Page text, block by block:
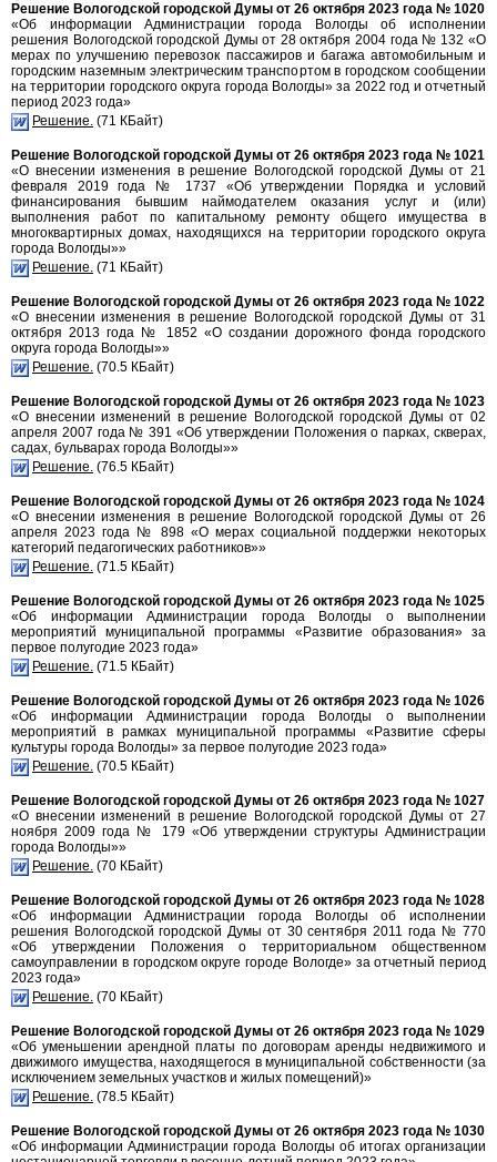
Решение Вологодской городской Думы от 26 октября 2023 года № 1020
«Об информации Администрации города Вологды об исполнении
решения Вологодской городской Думы от 28 октября 2004 года № 132 «О
мерах по улучшению перевозок пассажиров и багажа автомобильным и
городским наземным электрическим транспортом в городском сообщении
на территории городского округа города Вологды» за 2022 год и отчетный
период 2023 года»
Решение. (71 КБайт)
Решение Вологодской городской Думы от 26 октября 2023 года № 1021
«О внесении изменения в решение Вологодской городской Думы от 21
февраля 2019 года № 1737 «Об утверждении Порядка и условий
финансирования бывшим наймодателем оказания услуг и (или)
выполнения работ по капитальному ремонту общего имущества в
многоквартирных домах, находящихся на территории городского округа
города Вологды»»
Решение. (71 КБайт)
Решение Вологодской городской Думы от 26 октября 2023 года № 1022
«О внесении изменения в решение Вологодской городской Думы от 31
октября 2013 года № 1852 «О создании дорожного фонда городского
округа города Вологды»»
Решение. (70.5 КБайт)
Решение Вологодской городской Думы от 26 октября 2023 года № 1023
«О внесении изменений в решение Вологодской городской Думы от 02
апреля 2007 года № 391 «Об утверждении Положения о парках, скверах,
садах, бульварах города Вологды»»
Решение. (76.5 КБайт)
Решение Вологодской городской Думы от 26 октября 2023 года № 1024
«О внесении изменения в решение Вологодской городской Думы от 26
апреля 2023 года № 898 «О мерах социальной поддержки некоторых
категорий педагогических работников»»
Решение. (71.5 КБайт)
Решение Вологодской городской Думы от 26 октября 2023 года № 1025
«Об информации Администрации города Вологды о выполнении
мероприятий муниципальной программы «Развитие образования» за
первое полугодие 2023 года»
Решение. (71.5 КБайт)
Решение Вологодской городской Думы от 26 октября 2023 года № 1026
«Об информации Администрации города Вологды о выполнении
мероприятий в рамках муниципальной программы «Развитие сферы
культуры города Вологды» за первое полугодие 2023 года»
Решение. (70.5 КБайт)
Решение Вологодской городской Думы от 26 октября 2023 года № 1027
«О внесении изменений в решение Вологодской городской Думы от 27
ноября 2009 года № 179 «Об утверждении структуры Администрации
города Вологды»»
Решение. (70 КБайт)
Решение Вологодской городской Думы от 26 октября 2023 года № 1028
«Об информации Администрации города Вологды об исполнении
решения Вологодской городской Думы от 30 сентября 2011 года № 770
«Об утверждении Положения о территориальном общественном
самоуправлении в городском округе городе Вологде» за отчетный период
2023 года»
Решение. (70 КБайт)
Решение Вологодской городской Думы от 26 октября 2023 года № 1029
«Об уменьшении арендной платы по договорам аренды недвижимого и
движимого имущества, находящегося в муниципальной собственности (за
исключением земельных участков и жилых помещений)»
Решение. (78.5 КБайт)
Решение Вологодской городской Думы от 26 октября 2023 года № 1030
«Об информации Администрации города Вологды об итогах организации